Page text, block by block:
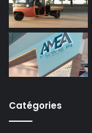
Catégories